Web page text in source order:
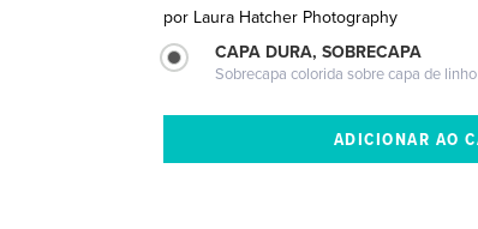
por Laura Hatcher Photography
CAPA DURA, SOBRECAPA
Sobrecapa colorida sobre capa de linho